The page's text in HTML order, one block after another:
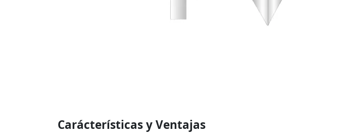
Carácterísticas y Ventajas